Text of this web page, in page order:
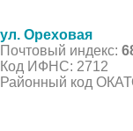
ул. Ореховая
Почтовый индекс:
Код ИФНС: 2712
Районный код